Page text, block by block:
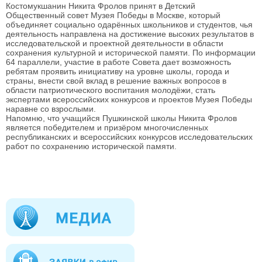
Костомукшанин Никита Фролов принят в Детский
Общественный совет Музея Победы в Москве, который
объединяет социально одарённых школьников и студентов, чья
деятельность направлена на достижение высоких результатов в
исследовательской и проектной деятельности в области
сохранения культурной и исторической памяти. По информации
64 параллели, участие в работе Совета дает возможность
ребятам проявить инициативу на уровне школы, города и
страны, внести свой вклад в решение важных вопросов в
области патриотического воспитания молодёжи, стать
экспертами всероссийских конкурсов и проектов Музея Победы
наравне со взрослыми.
Напомню, что учащийся Пушкинской школы Никита Фролов
является победителем и призёром многочисленных
республиканских и всероссийских конкурсов исследовательских
работ по сохранению исторической памяти.